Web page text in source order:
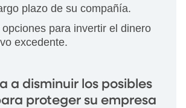
plazo de su compañía.
para invertir el dinero
excedente.
a disminuir los posibles
proteger su empresa